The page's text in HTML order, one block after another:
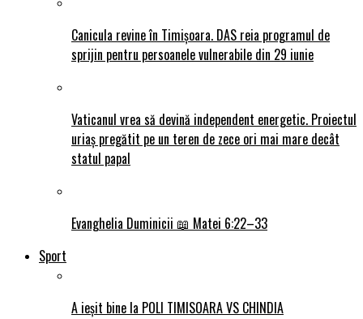
Canicula revine în Timișoara. DAS reia programul de
sprijin pentru persoanele vulnerabile din 29 iunie
Vaticanul vrea să devină independent energetic. Proiectul
uriaș pregătit pe un teren de zece ori mai mare decât
statul papal
Evanghelia Duminicii 📖 Matei 6:22–33
Sport
A ieșit bine la POLI TIMISOARA VS CHINDIA